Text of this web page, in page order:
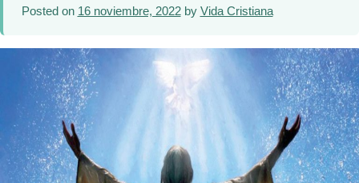
Posted on 16 noviembre, 2022by Vida Cristiana